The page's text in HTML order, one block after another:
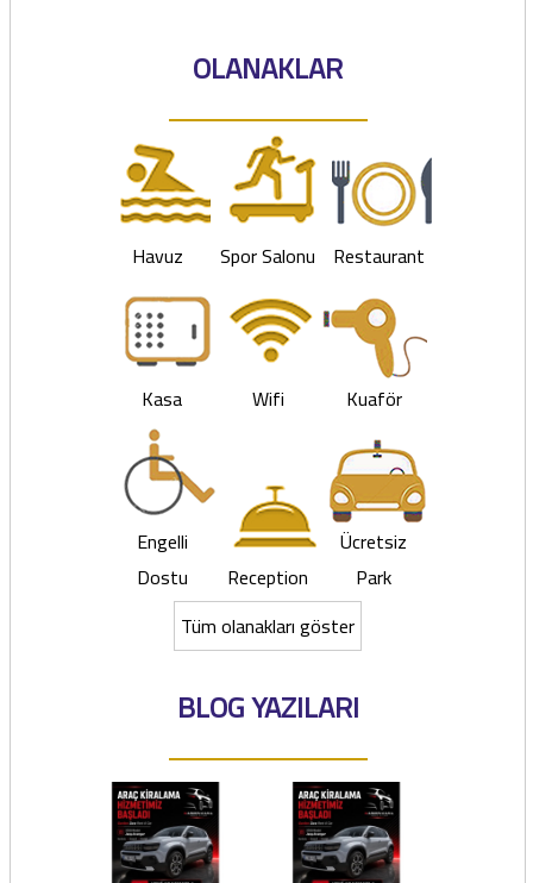
OLANAKLAR
Havuz Spor Salonu Restaurant
Kasa Wifi Kuaför
Engelli
Dostu
Reception
Ücretsiz
Park
Tüm olanakları göster
BLOG YAZILARI